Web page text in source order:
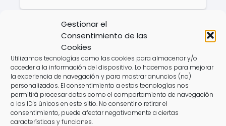
Gestionar el
Consentimiento de las
Cookies
Utilizamos tecnologías como las cookies para almacenar y/o
acceder a la información del dispositivo. Lo hacemos para mejorar
la experiencia de navegación y para mostrar anuncios (no)
personalizados. El consentimiento a estas tecnologías nos
permitirá procesar datos como el comportamiento de navegación
o los ID's únicos en este sitio. No consentir o retirar el
consentimiento, puede afectar negativamente a ciertas
características y funciones.
Abogado Tarjeta Revolving en
Sangenjo
Abogado Tarjeta Revolving en Tuy